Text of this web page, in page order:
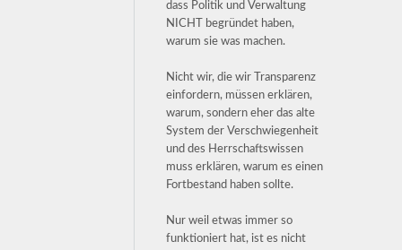
dass Politik und Verwaltung
NICHT begründet haben,
warum sie was machen.
Nicht wir, die wir Transparenz
einfordern, müssen erklären,
warum, sondern eher das alte
System der Verschwiegenheit
und des Herrschaftswissen
muss erklären, warum es einen
Fortbestand haben sollte.
Nur weil etwas immer so
funktioniert hat, ist es nicht